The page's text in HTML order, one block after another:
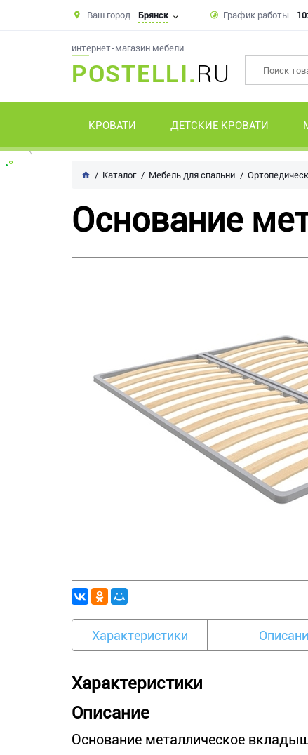
Ваш город Брянск График работы
интернет-магазин мебели
POSTELLI.RU
КРОВАТИ ДЕТСКИЕ КРОВАТИ
Каталог Мебель для спальни
Основание
Характеристики
Характеристики
Описание
Основание металлическое